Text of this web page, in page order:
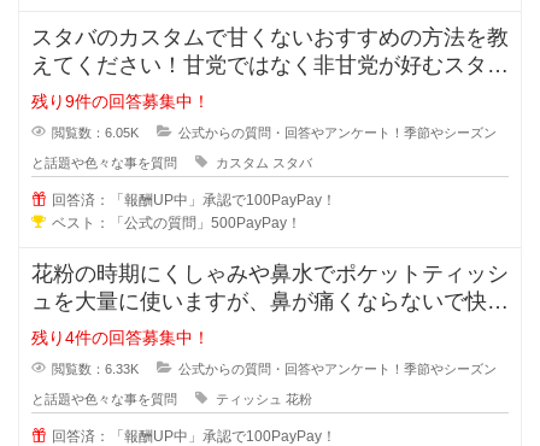
スタバのカスタムで甘くないおすすめの方法を教
えてください！甘党ではなく非甘党が好むスター
バックスでする甘くないカスタムは
残り9件の回答募集中！
閲覧数：6.05K 公式からの質問・回答やアンケート！季節やシーズン
と話題や色々な事を質問 カスタム スタバ
回答済：「報酬UP中」承認で100PayPay！
ベスト：「公式の質問」500PayPay！
花粉の時期にくしゃみや鼻水でポケットティッシ
ュを大量に使いますが、鼻が痛くならないで快適
なおすすめのポケットティッシュを
残り4件の回答募集中！
閲覧数：6.33K 公式からの質問・回答やアンケート！季節やシーズン
と話題や色々な事を質問 ティッシュ 花粉
回答済：「報酬UP中」承認で100PayPay！